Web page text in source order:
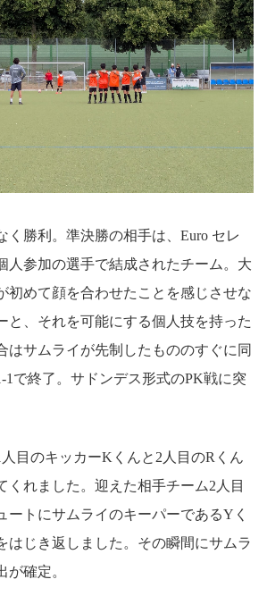
く勝利。準決勝の相手は、Euro セレ
人参加の選手で結成されたチーム。大
初めて顔を合わせたことを感じさせな
と、それを可能にする個人技を持った
はサムライが先制したもののすぐに同
1で終了。サドンデス形式のPK戦に突
目のキッカーKくんと2人目のRくん
くれました。迎えた相手チーム2人目
ートにサムライのキーパーであるYく
はじき返しました。その瞬間にサムラ
が確定。